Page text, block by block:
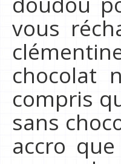
vous
chocolat
compris
sans
accro